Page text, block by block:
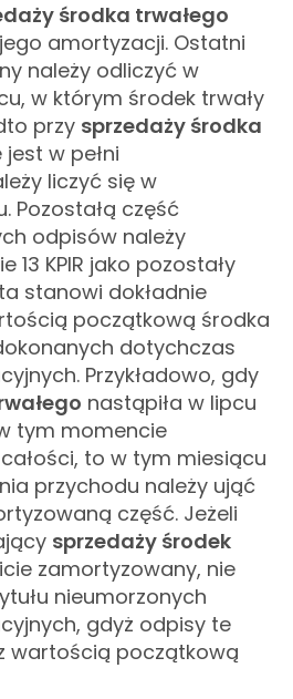
środka trwałego
amortyzacji. Ostatni
należy odliczyć w
w którym środek trwały
przy sprzedaży środka
w pełni
liczyć się w
Pozostałą część
odpisów należy
13 KPIR jako pozostały
stanowi dokładnie
początkową środka
dotychczas
Przykładowo, gdy
nastąpiła w lipcu
tym momencie
to w tym miesiącu
przychodu należy ująć
część. Jeżeli
sprzedaży środek
zamortyzowany, nie
nieumorzonych
gdyż odpisy te
wartością początkową